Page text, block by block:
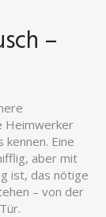
–
Heimwerker
Eine
aber mit
ist, das nötige
– von der